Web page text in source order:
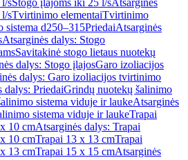
sStogo įlajoms iki 25 l/sAtsarginės
sTvirtinimo elementaiTvirtinimo
sistema d250–315PriedaiAtsarginės
Atsarginės dalys: Stogo
Savitakinė stogo lietaus nuotekų
dalys: Stogo įlajosGaro izoliacijos
dalys: Garo izoliacijos tvirtinimo
dalys: PriedaiGrindų nuotekų šalinimo
sistema viduje ir laukeAtsarginės
sistema viduje ir laukeTrapai
10 cmAtsarginės dalys: Trapai
10 cmTrapai 13 x 13 cmTrapai
13 cmTrapai 15 x 15 cmAtsarginės